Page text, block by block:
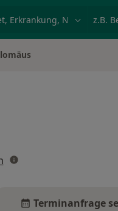
Terminanfrage